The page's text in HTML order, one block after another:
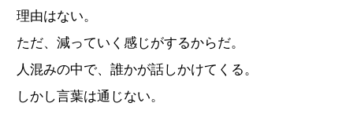
理由はない。
ただ、減っていく感じがするからだ。
人混みの中で、誰かが話しかけてくる。
しかし言葉は通じない。